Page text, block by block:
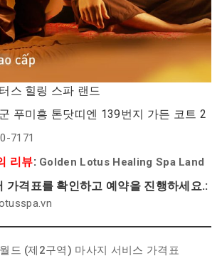
스 힐링 스파 랜드
푸미흥 톤닷띠엔 139번지 가든 코트 2
7171
리뷰: Golden Lotus Healing Spa Land
가격표를 확인하고 예약을 진행하세요.:
드 (제2구역) 마사지 서비스 가격표